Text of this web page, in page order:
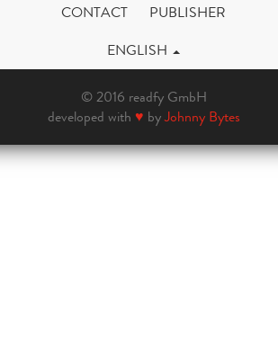
CONTACT
PUBLISHER
ENGLISH
© 2016 readfy GmbH
developed with ♥ byJohnny Bytes